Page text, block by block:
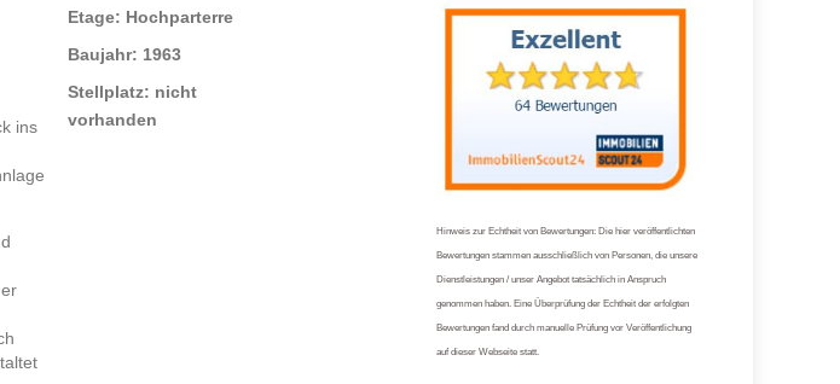
ins
Etage: Hochparterre
Baujahr: 1963
Stellplatz: nicht
vorhanden
Hinweis zur Echtheit von Bewertungen: Die hier veröffentlichten
Bewertungen stammen ausschließlich von Personen, die unsere
Dienstleistungen / unser Angebot tatsächlich in Anspruch
genommen haben. Eine Überprüfung der Echtheit der erfolgten
Bewertungen fand durch manuelle Prüfung vor Veröffentlichung
auf dieser Webseite statt.